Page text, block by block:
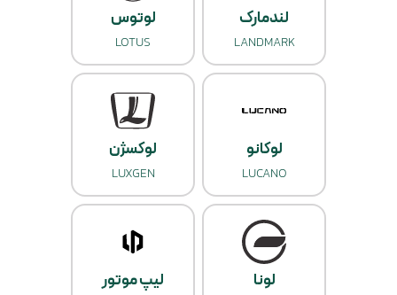
لندمارک
LANDMARK
لوتوس
LOTUS
لوکانو
LUCANO
لوکسژن
LUXGEN
لونا لیپ موتور